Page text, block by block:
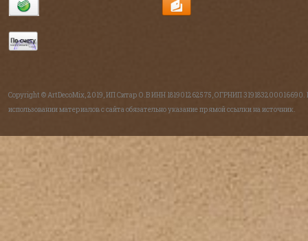
Copyright © ArtDecoMix, 2019, ИП Ситар О.В ИНН 181901262575, ОГРНИП 319183200016690.
использовании материалов с сайта обязательно указание прямой ссылки на источник.